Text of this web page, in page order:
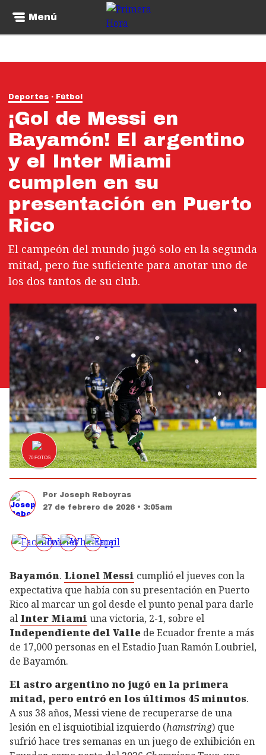
Menú
Deportes Fútbol
¡Gol de Messi en
Bayamón! El argentino
y el Inter Miami
cumplen en su
presentación en Puerto
Rico
El campeón del mundo jugó solo en la segunda
mitad, pero fue suficiente para anotar uno de
los dos tantos de su club.
70FOTOS
Por Joseph Reboyras
27 de febrero de 2026 • 3:05am
Bayamón. Lionel Messi cumplió el jueves con la
expectativa que había con su presentación en Puerto
Rico al marcar un gol desde el punto penal para darle
al Inter Miami una victoria, 2-1, sobre el
Independiente del Valle de Ecuador frente a más
de 17,000 personas en el Estadio Juan Ramón Loubriel,
de Bayamón.
El astro argentino no jugó en la primera
mitad, pero entró en los últimos 45 minutos.
A sus 38 años, Messi viene de recuperarse de una
lesión en el isquiotibial izquierdo (hamstring) que
sufrió hace tres semanas en un juego de exhibición en